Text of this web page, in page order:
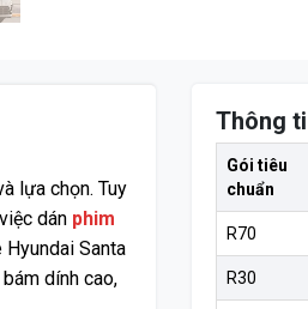
lựa chọn. Tuy
dán phim
Santa
dính cao,
Thông
Gói tiêu
chuẩn
R70
R30